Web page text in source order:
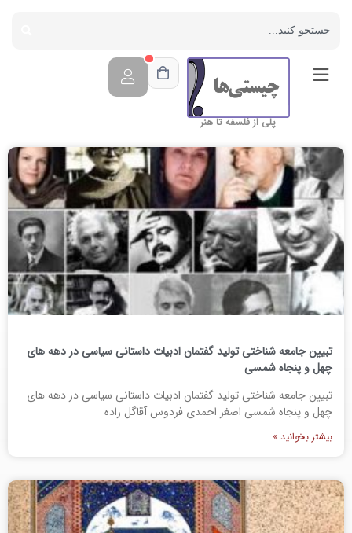
پلی از فلسفه تا هنر
تبیین جامعه شناختی تولید گفتمان ادبیات داستانی سیاسی در دهه های
چهل و پنجاه شمسی
تبیین جامعه شناختی تولید گفتمان ادبیات داستانی سیاسی در دهه های
چهل و پنجاه شمسی اصغر احمدی فردوس آقاگل زاده
بیشتر بخوانید »